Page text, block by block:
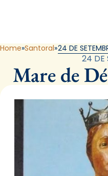
Home Santoral 24 DE
24 DE
Mare de